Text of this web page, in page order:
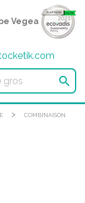
Vegea

>
COMBINAISON